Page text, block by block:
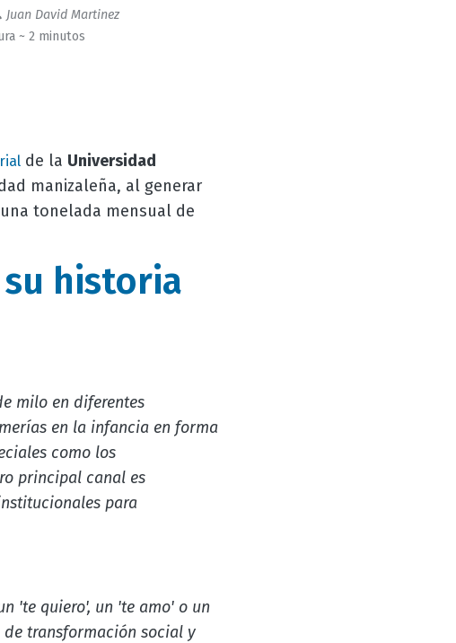
Juan David Martinez
~ 2 minutos
de la Universidad
manizaleña, al generar
tonelada mensual de
su historia
milo en diferentes
en la infancia en forma
como los
principal canal es
para
'te quiero', un 'te amo' o un
de transformación social y